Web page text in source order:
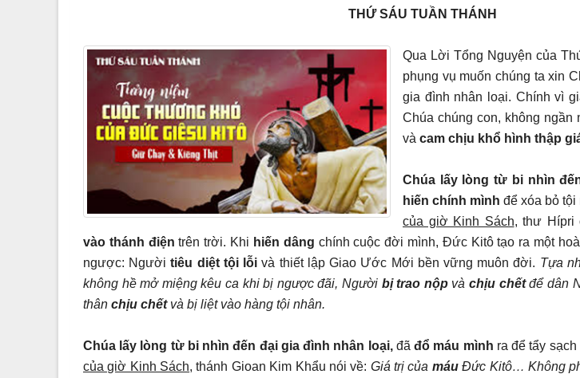
THỨ SÁU TUẦN THÁNH
Qua Lời Tổng Nguyện của
phụng vụ muốn chúng ta xin
gia đình nhân loại. Chính vì
Chúa chúng con, không ngần
và cam chịu khổ hình thập
Chúa lấy lòng từ bi nhìn
hiến chính mình để xóa bỏ
của giờ Kinh Sách, thư Hípri
vào thánh điện trên trời. Khi hiến dâng chính cuộc đời mình, Đức Kitô tạo ra một
ngược: Ngườitiêu diệt tội lỗi và thiết lập Giao Ước Mới bền vững muôn đời. Tựa
không hề mở miệng kêu ca khi bị ngược đãi, Người bị trao nộpvàchịu chếtđể dân
thân chịu chếtvà bị liệt vào hàng tội nhân.
Chúa lấy lòng từ bi nhìn đến đại gia đình nhân loại, đãđổ máu mình ra để tẩy
của giờ Kinh Sách, thánh Gioan Kim Khẩu nói về: Giá trị của máuĐức Kitô… Không